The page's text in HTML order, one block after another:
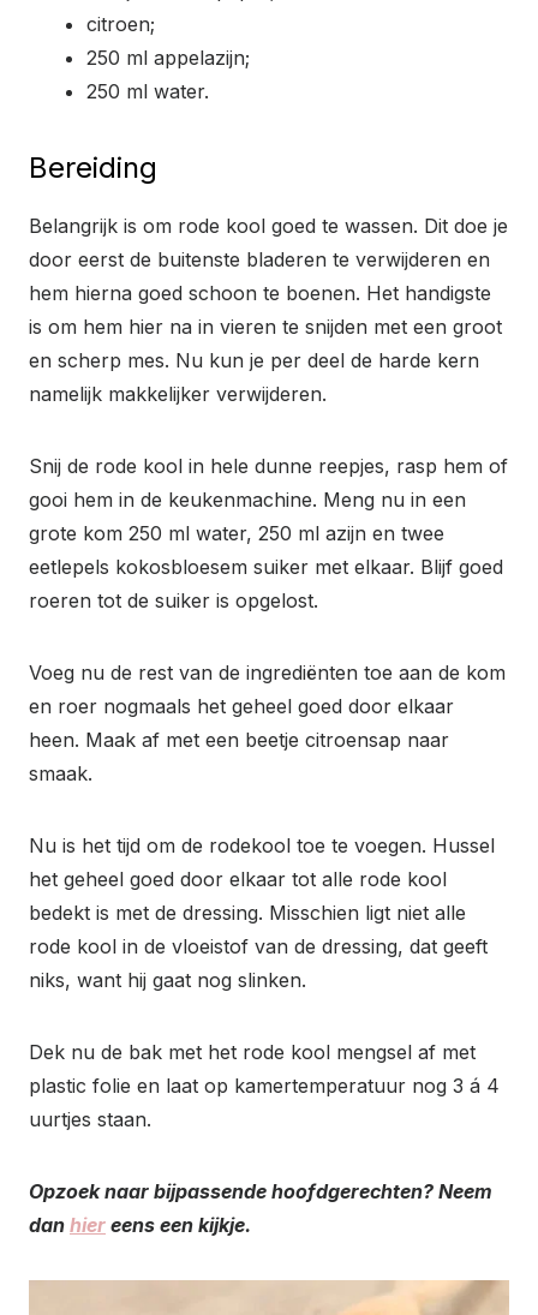
citroen;
250 ml appelazijn;
250 ml water.
Bereiding
Belangrijk is om rode kool goed te wassen. Dit doe je
door eerst de buitenste bladeren te verwijderen en
hem hierna goed schoon te boenen. Het handigste
is om hem hier na in vieren te snijden met een groot
en scherp mes. Nu kun je per deel de harde kern
namelijk makkelijker verwijderen.
Snij de rode kool in hele dunne reepjes, rasp hem of
gooi hem in de keukenmachine. Meng nu in een
grote kom 250 ml water, 250 ml azijn en twee
eetlepels kokosbloesem suiker met elkaar. Blijf goed
roeren tot de suiker is opgelost.
Voeg nu de rest van de ingrediënten toe aan de kom
en roer nogmaals het geheel goed door elkaar
heen. Maak af met een beetje citroensap naar
smaak.
Nu is het tijd om de rodekool toe te voegen. Hussel
het geheel goed door elkaar tot alle rode kool
bedekt is met de dressing. Misschien ligt niet alle
rode kool in de vloeistof van de dressing, dat geeft
niks, want hij gaat nog slinken.
Dek nu de bak met het rode kool mengsel af met
plastic folie en laat op kamertemperatuur nog 3 á 4
uurtjes staan.
Opzoek naar bijpassende hoofdgerechten? Neem
dan hier eens een kijkje.